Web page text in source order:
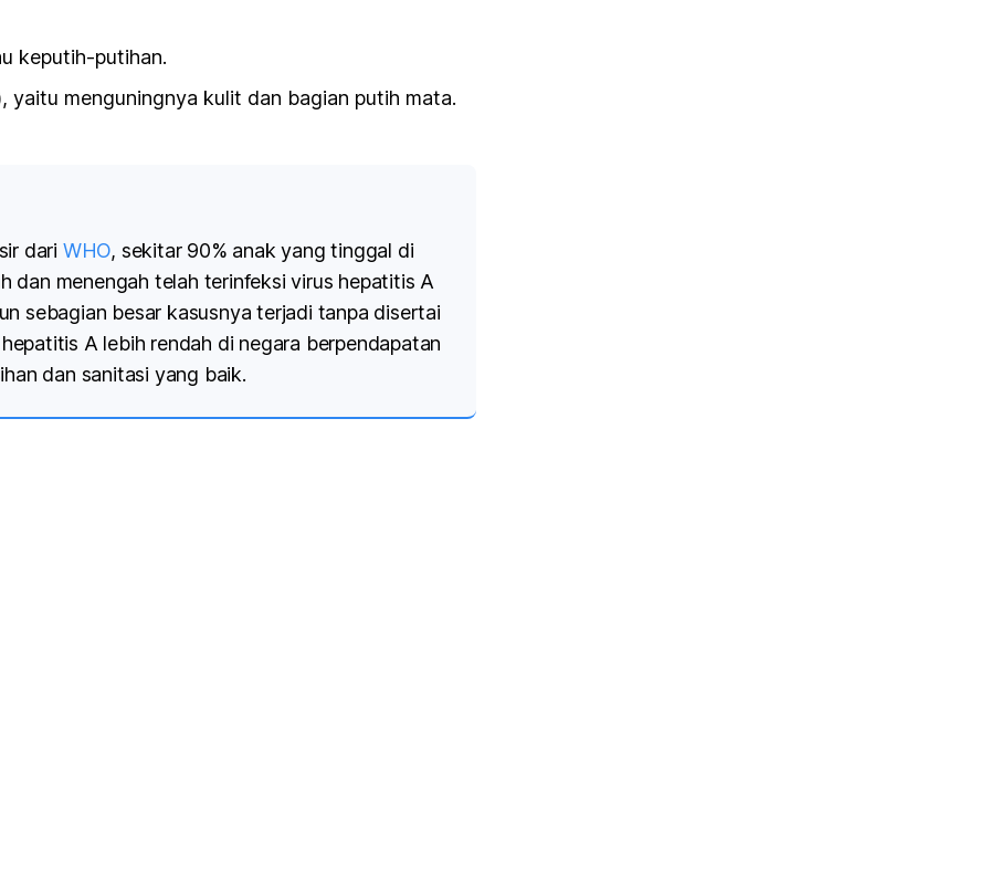
keputih-putihan.
yaitu menguningnya kulit dan bagian putih mata.
dari WHO, sekitar 90% anak yang tinggal di
dan menengah telah terinfeksi virus hepatitis A
sebagian besar kasusnya terjadi tanpa disertai
A lebih rendah di negara berpendapatan
dan sanitasi yang baik.